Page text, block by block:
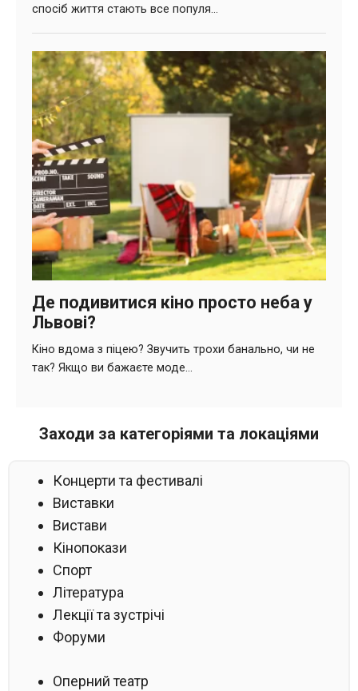
Заходи за категоріями та локаціями
Концерти та фестивалі
Виставки
Вистави
Кінопокази
Спорт
Література
Лекції та зустрічі
Форуми
Оперний театр